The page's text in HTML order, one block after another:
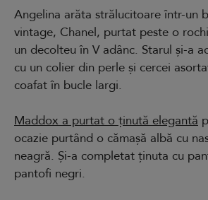
Angelina arăta strălucitoare într-un
vintage, Chanel, purtat peste o
un decolteu în V adânc. Starul și-a
cu un colier din perle și cercei
coafat în bucle largi.
Maddox a purtat o ținută elegantă
ocazie purtând o cămașă albă cu
neagră. Și-a completat ținuta cu
pantofi negri.